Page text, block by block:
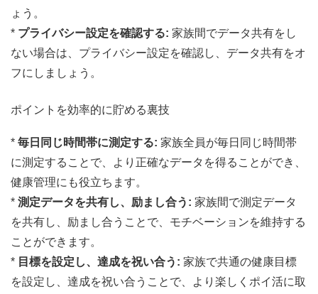
ょう。
* プライバシー設定を確認する: 家族間でデータ共有をし
ない場合は、プライバシー設定を確認し、データ共有をオ
フにしましょう。
ポイントを効率的に貯める裏技
* 毎日同じ時間帯に測定する: 家族全員が毎日同じ時間帯
に測定することで、より正確なデータを得ることができ、
健康管理にも役立ちます。
* 測定データを共有し、励まし合う: 家族間で測定データ
を共有し、励まし合うことで、モチベーションを維持する
ことができます。
* 目標を設定し、達成を祝い合う: 家族で共通の健康目標
を設定し、達成を祝い合うことで、より楽しくポイ活に取